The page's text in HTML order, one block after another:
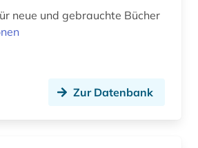
neue und gebrauchte Bücher
Zur Datenbank